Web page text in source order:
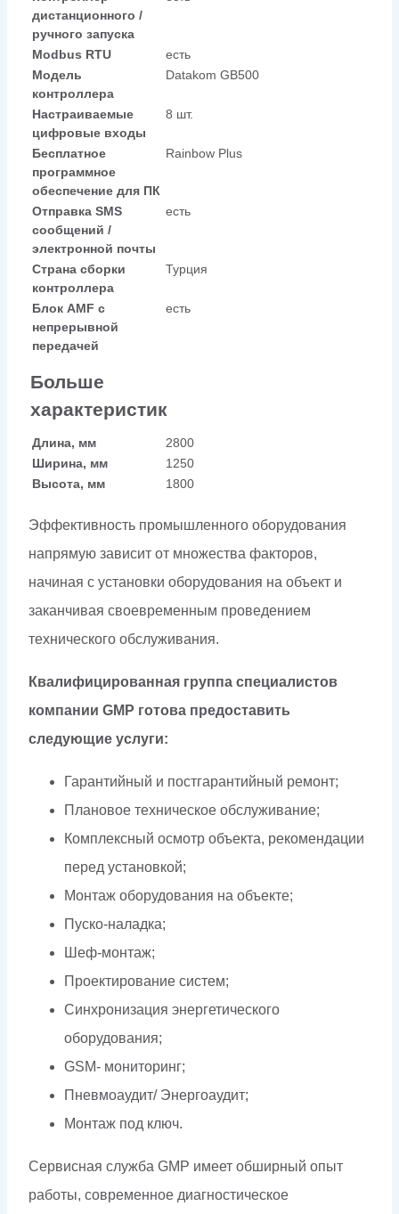
дистанционного /
ручного запуска
Modbus RTU
есть
Модель
контроллера
Datakom GB500
Настраиваемые
цифровые входы
8 шт.
Бесплатное
программное
обеспечение для ПК
Rainbow Plus
Отправка SMS
сообщений /
электронной почты
есть
Страна сборки
контроллера
Турция
Блок AMF с
непрерывной
передачей
есть
Больше
характеристик
Длина, мм
2800
Ширина, мм
1250
Высота, мм
1800
Эффективность промышленного оборудования
напрямую зависит от множества факторов,
начиная с установки оборудования на объект и
заканчивая своевременным проведением
технического обслуживания.
Квалифицированная группа специалистов
компании GMP готова предоставить
следующие услуги:
Гарантийный и постгарантийный ремонт;
Плановое техническое обслуживание;
Комплексный осмотр объекта, рекомендации
перед установкой;
Монтаж оборудования на объекте;
Пуско-наладка;
Шеф-монтаж;
Проектирование систем;
Синхронизация энергетического
оборудования;
GSM- мониторинг;
Пневмоаудит/ Энергоаудит;
Монтаж под ключ.
Сервисная служба GMP имеет обширный опыт
работы, современное диагностическое